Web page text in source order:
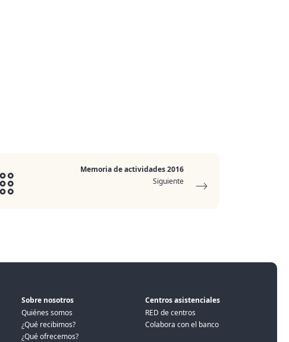
Memoria de actividades 2016
Siguiente
Sobre nosotros
Quiénes somos
¿Qué recibimos?
¿Qué ofrecemos?
Centros asistenciales
RED de centros
Colabora con el banco